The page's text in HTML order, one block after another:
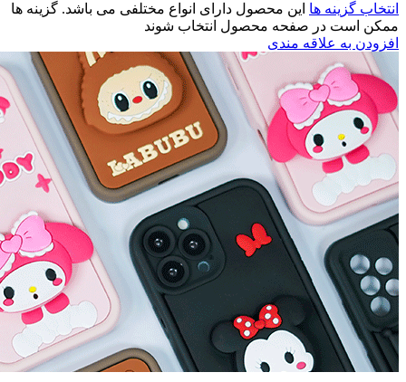
مختلفی می باشد. گزینه ها